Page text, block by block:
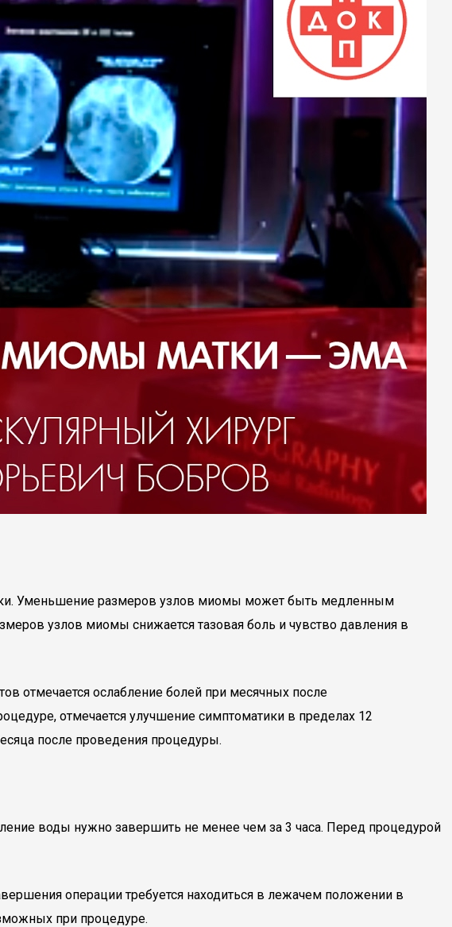
Уменьшение размеров узлов миомы может быть медленным
узлов миомы снижается тазовая боль и чувство давления в
отмечается ослабление болей при месячных после
отмечается улучшение симптоматики в пределах 12
после проведения процедуры.
воды нужно завершить не менее чем за 3 часа. Перед процедурой
операции требуется находиться в лежачем положении в
при процедуре.